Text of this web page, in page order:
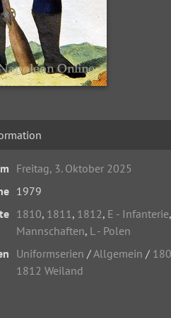
Freitag, 3. Oktober 2025
1979
1810, 1811, 1812, E - Infanterie,
Mannschaften, L - Polen
Uniformserien /Allgemein /
1812 Weiland